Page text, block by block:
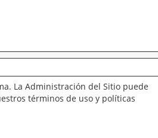
La Administración del Sitio puede
términos de uso y políticas